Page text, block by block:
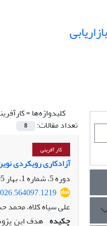
کلیدواژه‌ها =
تعداد مقالات:
8
کار آفرینی
آزادکاری رویکردی
دوره 5، شماره 1، بهار 1405، صفحه
علی سیاه کلاه، محمد
چکیده هدف این